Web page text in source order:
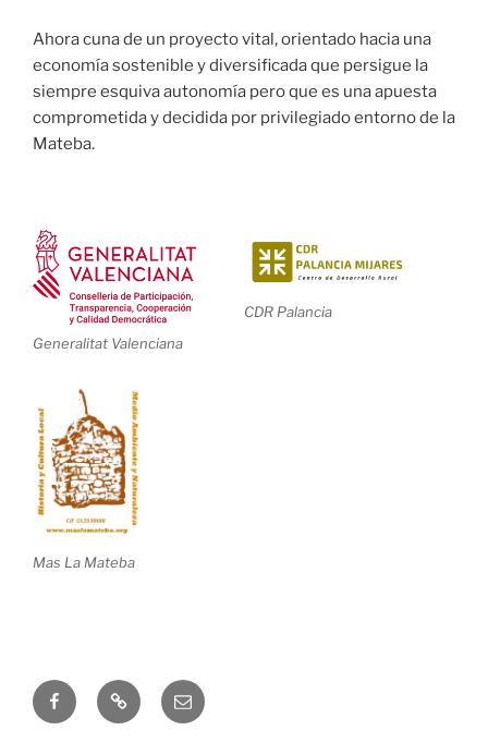
Ahora cuna de un proyecto vital, orientado hacia una
economía sostenible y diversificada que persigue la
siempre esquiva autonomía pero que es una apuesta
comprometida y decidida por privilegiado entorno de la
Mateba.
Generalitat Valenciana
CDR Palancia
Mas La Mateba
Correo
electrónico